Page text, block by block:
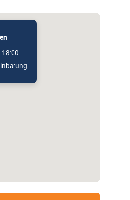
18:00